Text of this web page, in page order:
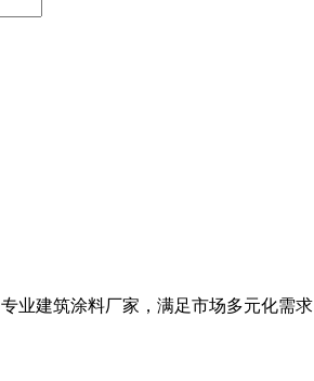
专业建筑涂料厂家，满足市场多元化需求